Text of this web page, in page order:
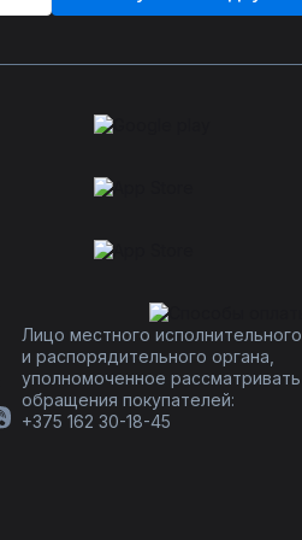
Лицо местного исполнительного
и распорядительного органа,
уполномоченное рассматривать
обращения покупателей:
+375 162 30-18-45